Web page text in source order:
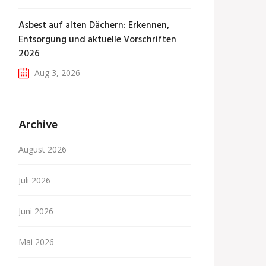
Asbest auf alten Dächern: Erkennen,
Entsorgung und aktuelle Vorschriften
2026
Aug 3, 2026
Archive
August 2026
Juli 2026
Juni 2026
Mai 2026